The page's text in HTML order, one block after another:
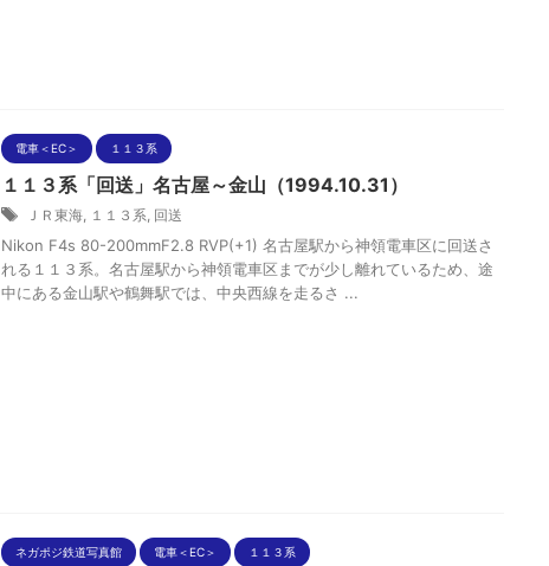
電車＜EC＞ １１３系
１１３系「回送」名古屋～金山（1994.10.31）
ＪＲ東海, １１３系, 回送
Nikon F4s 80-200mmF2.8 RVP(+1) 名古屋駅から神領電車区に回送さ
れる１１３系。名古屋駅から神領電車区までが少し離れているため、途
中にある金山駅や鶴舞駅では、中央西線を走るさ ...
ネガポジ鉄道写真館 電車＜EC＞ １１３系